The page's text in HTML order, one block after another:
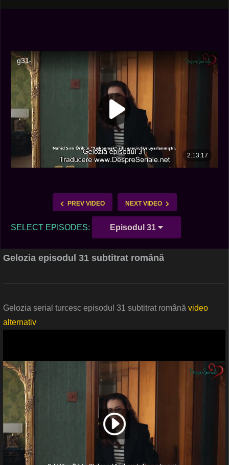
PREV VIDEO NEXT VIDEO
SELECT EPISODES: Episodul 31
Gelozia episodul 31 subtitrat română
Gelozia serial turcesc episodul 31 subtitrat română video
alternativ